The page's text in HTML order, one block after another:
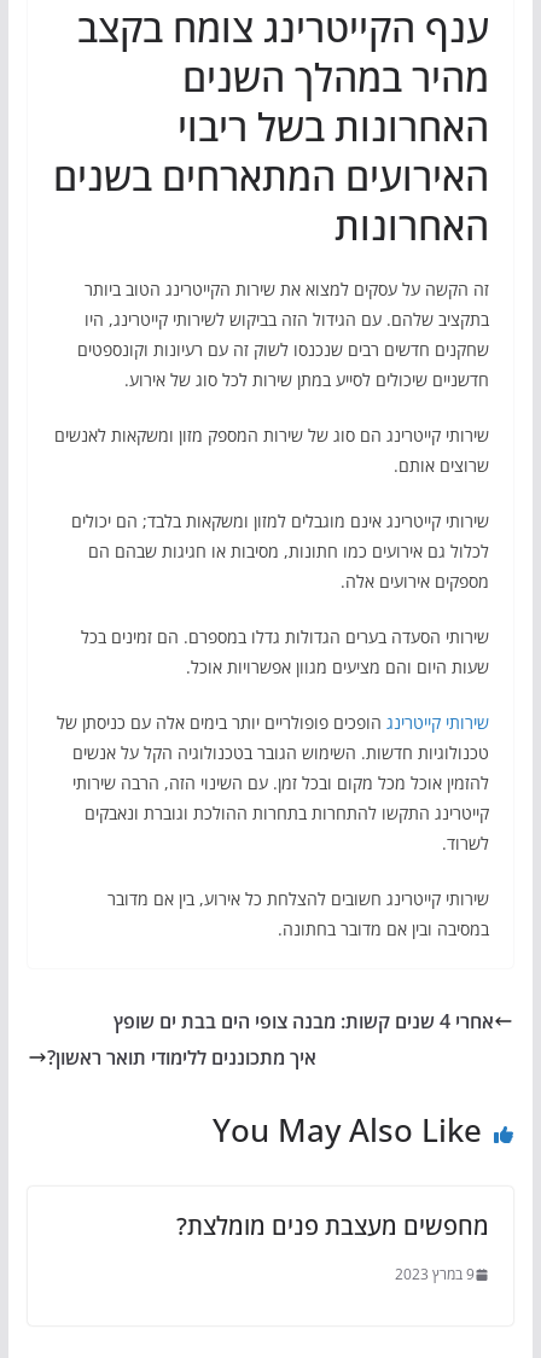
ענף הקייטרינג צומח בקצב
מהיר במהלך השנים
האחרונות בשל ריבוי
האירועים המתארחים בשנים
האחרונות
זה הקשה על עסקים למצוא את שירות הקייטרינג הטוב ביותר
בתקציב שלהם. עם הגידול הזה בביקוש לשירותי קייטרינג, היו
שחקנים חדשים רבים שנכנסו לשוק זה עם רעיונות וקונספטים
חדשניים שיכולים לסייע במתן שירות לכל סוג של אירוע.
שירותי קייטרינג הם סוג של שירות המספק מזון ומשקאות לאנשים
שרוצים אותם.
שירותי קייטרינג אינם מוגבלים למזון ומשקאות בלבד; הם יכולים
לכלול גם אירועים כמו חתונות, מסיבות או חגיגות שבהם הם
מספקים אירועים אלה.
שירותי הסעדה בערים הגדולות גדלו במספרם. הם זמינים בכל
שעות היום והם מציעים מגוון אפשרויות אוכל.
שירותי קייטרינגהופכים פופולריים יותר בימים אלה עם כניסתן של
טכנולוגיות חדשות. השימוש הגובר בטכנולוגיה הקל על אנשים
להזמין אוכל מכל מקום ובכל זמן. עם השינוי הזה, הרבה שירותי
קייטרינג התקשו להתחרות בתחרות ההולכת וגוברת ונאבקים
לשרוד.
שירותי קייטרינג חשובים להצלחת כל אירוע, בין אם מדובר
במסיבה ובין אם מדובר בחתונה.
אחרי 4 שנים קשות: מבנה צופי הים בבת ים שופץ
איך מתכוננים ללימודי תואר ראשון?
You May Also Like
מחפשים מעצבת פנים מומלצת?
9 במרץ 2023